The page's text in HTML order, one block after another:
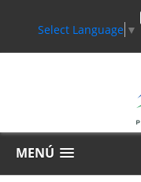
Select Language ▼
MENÚ